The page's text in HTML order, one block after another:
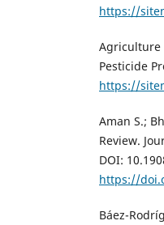
https://
Agriculture
Pesticide
https://
Aman S.;
Review.
DOI:
https://
Báez-